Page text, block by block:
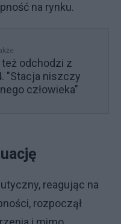
na rynku.
też odchodzi z
"Stacja niszczy
człowieka"
reagując na
rozpoczął